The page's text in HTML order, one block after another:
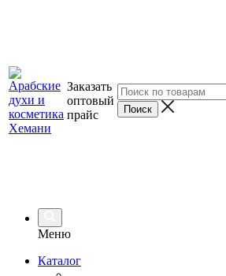
Заказать
оптовый
прайс
Меню
Каталог